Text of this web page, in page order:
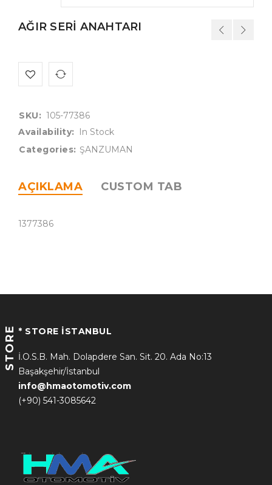
AĞIR SERİ ANAHTARI
SKU: 105-77386
Availability:
In Stock
Categories: ŞANZUMAN
AÇIKLAMA CUSTOM TAB
1377386
STORE * STORE İSTANBUL
İ.O.S.B. Mah. Dolapdere San. Sit. 20. Ada No:13
Başakşehir/İstanbul
info@hmaotomotiv.com
(+90) 541-3085642